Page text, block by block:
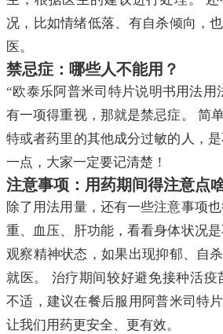
况，比如情绪低落、有自杀倾向，
医。
禁忌症：哪些人不能用？
“欧泰乐阿普米司特片说明书用法用
有一项得重视，那就是禁忌症。 简
特或者药里的其他成分过敏的人，
一点，大家一定要记清楚！
注意事项：用药期间得注意点
除了用法用量，还有一些注意事项
重、血压、肝功能，看看身体状况
观察精神状态，如果出现抑郁、自
就医。 治疗期间较好避免接种活疫
不适，建议在餐后服用阿普米司特
让我们用药更安全、更有效。